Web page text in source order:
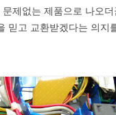
제없는 제품으로 나오
믿고 교환받겠다는 의지